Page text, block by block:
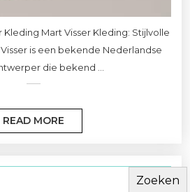
Mart Visser Kleding: Stijlvolle
is een bekende Nederlandse
die bekend ...
READ MORE
Zoeken